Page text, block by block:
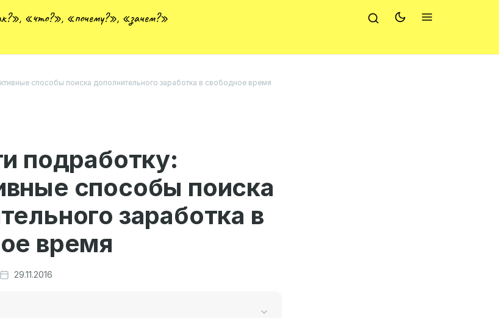
«что?», «почему?», «зачем?»
способы поиска дополнительного заработка в свободное время
подработку:
способы поиска
заработка в
время
29.11.2016